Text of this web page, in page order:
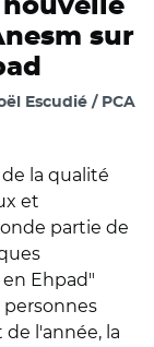
nouvelle
sur
Escudié / PCA
la qualité
et
partie de
Ehpad"
l'année, la